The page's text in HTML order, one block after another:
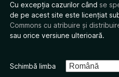
Cu excepția cazurilor când se
de pe acest site este licențiat
Commons cu atribuire și
sau orice versiune ulterioară.
Schimbă limba